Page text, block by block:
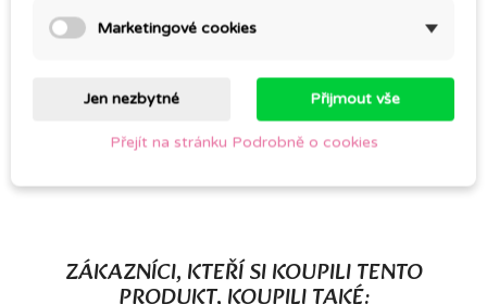
Buďte první a napište svoji zkušenost.
ZÁKAZNÍCI, KTEŘÍ SI KOUPILI TENTO
Marketingové cookies
Jen nezbytné Přijmout vše
Přejít na stránku Podrobně o cookies